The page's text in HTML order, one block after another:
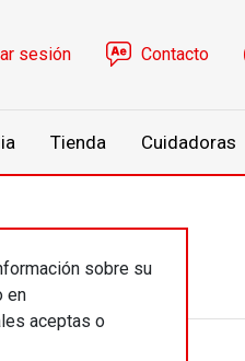
de usuario
sesión Contacto
Tienda Cuidadoras
sobre su
en
aceptas o